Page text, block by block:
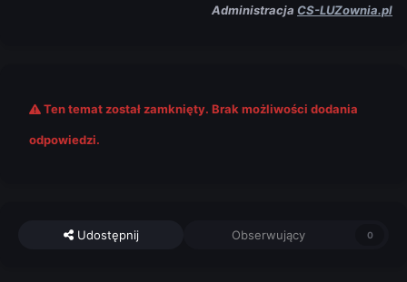
Administracja CS-LUZownia.pl
Ten temat został zamknięty. Brak możliwości dodania
odpowiedzi.
Udostępnij Obserwujący 0